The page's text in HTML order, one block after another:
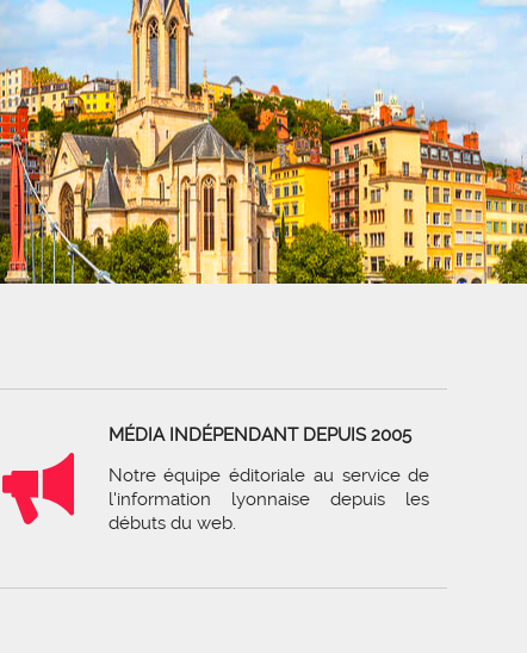
MÉDIA INDÉPENDANT DEPUIS 2005
Notre équipe éditoriale au service de
l'information lyonnaise depuis les
débuts du web.